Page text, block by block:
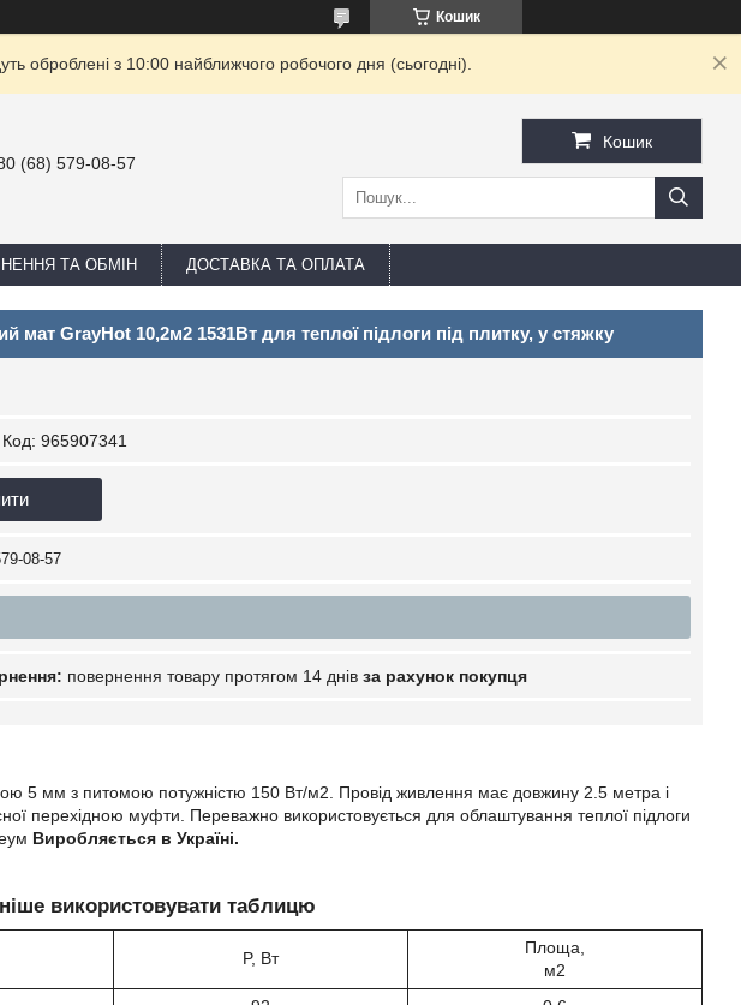
Кошик
оброблені з 10:00 найближчого робочого дня (сьогодні).
(68) 579-08-57
Кошик
ТА ОБМІН ДОСТАВКА ТА ОПЛАТА
мат GrayHot 10,2м2 1531Вт для теплої підлоги під плитку, у стяжку
Код: 965907341
08-57
повернення товару протягом 14 днів за рахунок покупця
5 мм з питомою потужністю 150 Вт/м2. Провід живлення має довжину 2.5 метра і
перехідною муфти. Переважно використовується для облаштування теплої підлоги
Виробляється в Україні.
використовувати таблицю
P, Вт
Площа,
м2